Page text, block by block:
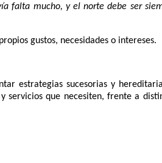
falta mucho, y el norte debe ser
gustos, necesidades o intereses.
estrategias sucesorias y
que necesiten, frente a